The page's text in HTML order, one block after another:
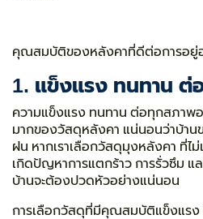
คุณสมบัติของหลังคาที่ดีต่อการอยู่
1. แข็งแรง ทนทาน ต่
ความแข็งแรง ทนทาน ต่อทุกสภาพอ
มากของวัสดุหลังคา แน่นอนว่าบ้าน
ฝน หากเราเลือกวัสดุมุงหลังคา ที่ไ
เกิดปัญหาการแตกร้าว การรั่วซึม แ
บ้านจะต้องปวดหัวอย่างแน่นอน
การเลือกวัสดุที่มีคุณสมบัติแข็งแรง